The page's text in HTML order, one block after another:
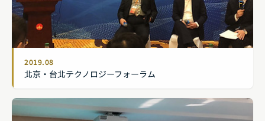
2019.08
北京・台北テクノロジーフォーラム